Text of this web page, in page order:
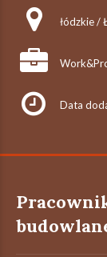
łódzkie /
Data